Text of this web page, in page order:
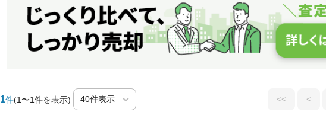
1件(1〜1件を表示) << <